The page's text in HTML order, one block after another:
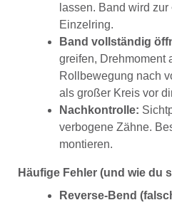
lassen. Band wird
Einzelring.
Band vollständig
greifen, Drehmoment
Rollbewegung nach
als großer Kreis vor
Nachkontrolle:
verbogene Zähne.
montieren.
Häufige Fehler (und wie du
Reverse-Bend